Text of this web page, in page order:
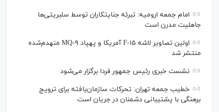
امام جمعه ارومیه: تبرئه جنایتکاران توسط سلبریتی‌ها
جاهلیت مدرن است
اولین تصاویر لاشه F-۱۵ آمریکا و پهپاد MQ-۹ منهدم‌شده
منتشر شد
نشست خبری رئیس‌ جمهور فردا برگزار می‌شود
خطیب جمعه تهران: تحرکات سازمان‌یافته برای ترویج
برهنگی با پشتیبانی دشمنان در جریان است